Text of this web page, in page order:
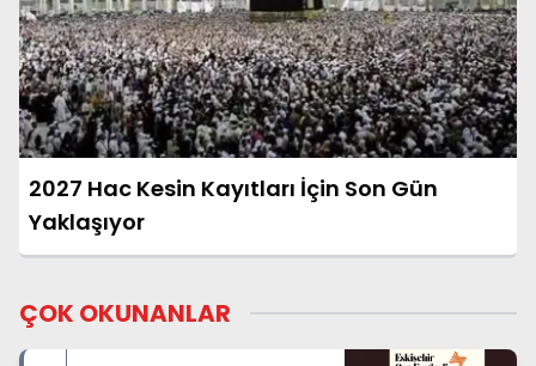
2027 Hac Kesin Kayıtları İçin Son Gün
Yaklaşıyor
ÇOK OKUNANLAR